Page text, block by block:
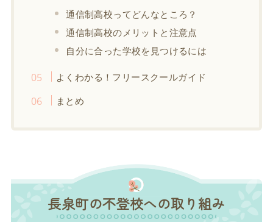
通信制高校ってどんなところ？
通信制高校のメリットと注意点
自分に合った学校を見つけるには
よくわかる！フリースクールガイド
まとめ
長泉町の不登校への取り組み